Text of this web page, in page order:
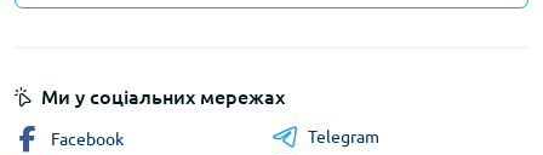
Ми у соціальних мережах
Facebook
Telegram